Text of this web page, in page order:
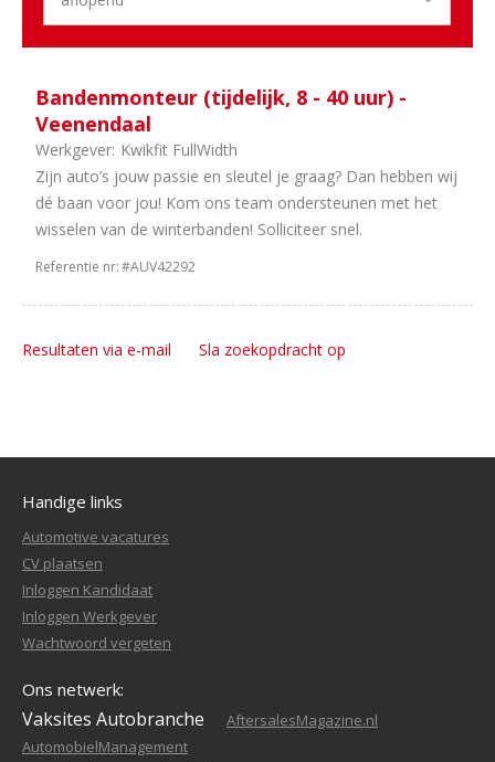
uur
16
uur
40
uur
32
uur
Bandenmonteur (tijdelijk, 8 - 40 uur) -
Veenendaal
Werkgever: Kwikfit FullWidth
Zijn auto’s jouw passie en sleutel je graag? Dan hebben wij
dé baan voor jou! Kom ons team ondersteunen met het
wisselen van de winterbanden! Solliciteer snel.
Referentie nr:#AUV42292
Resultaten via e-mail Sla zoekopdracht op
Handige links
Automotive vacatures
CV plaatsen
Inloggen Kandidaat
Inloggen Werkgever
Wachtwoord vergeten
Ons netwerk:
Vaksites Autobranche
AftersalesMagazine.nl
AutomobielManagement